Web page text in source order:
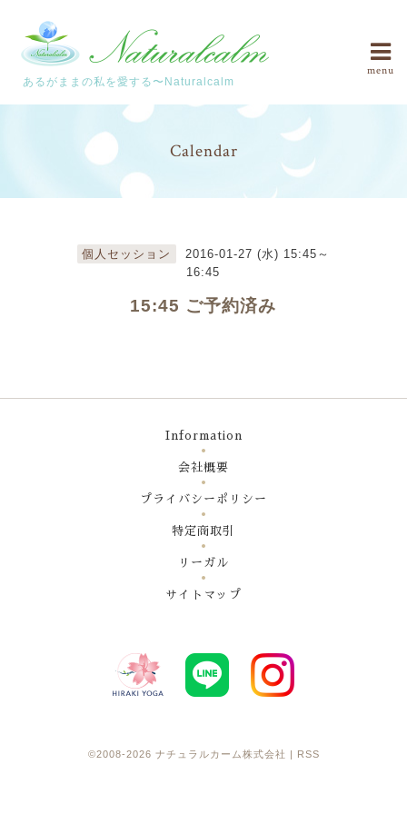
あるがままの私を愛する〜Naturalcalm
menu
Calendar
個人セッション
2016-01-27 (水) 15:45～
16:45
15:45 ご予約済み
Information
会社概要
プライバシーポリシー
特定商取引
リーガル
サイトマップ
©2008-2026 ナチュラルカーム株式会社 RSS